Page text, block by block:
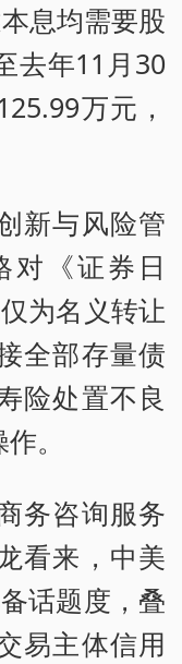
息均需要股
去年11月30
万元，
与风险管
对《证券日
为名义转让
全部存量债
险处置不良
。
咨询服务
看来，中美
话题度，叠
易主体信用